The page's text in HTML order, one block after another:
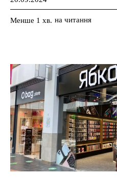
Менше 1 хв. на читання